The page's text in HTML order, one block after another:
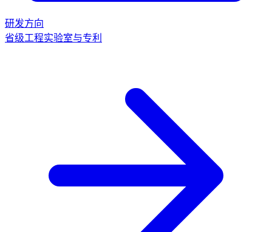
研发方向
省级工程实验室与专利